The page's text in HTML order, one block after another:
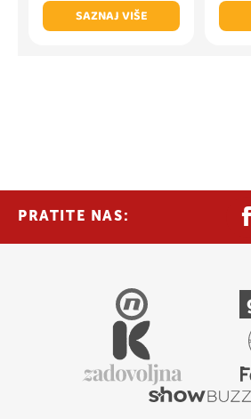
SAZNAJ VIŠE
PRATITE NAS: